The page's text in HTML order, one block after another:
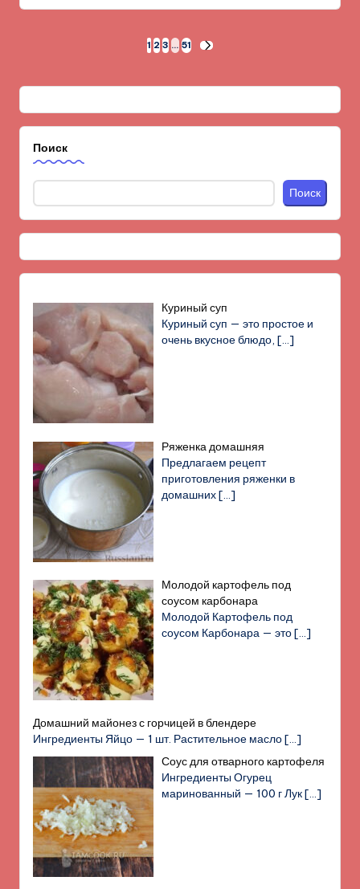
записей
1 2 3 … 51
СЛЕД.
Поиск
Поиск
Куриный суп
Куриный суп — это простое и
очень вкусное блюдо,[…]
Ряженка домашняя
Предлагаем рецепт
приготовления ряженки в
домашних[…]
Молодой картофель под
соусом карбонара
Молодой Картофель под
соусом Карбонара — это[…]
Домашний майонез с горчицей в блендере
Ингредиенты Яйцо — 1 шт. Растительное масло[…]
Соус для отварного картофеля
Ингредиенты Огурец
маринованный — 100 г Лук[…]